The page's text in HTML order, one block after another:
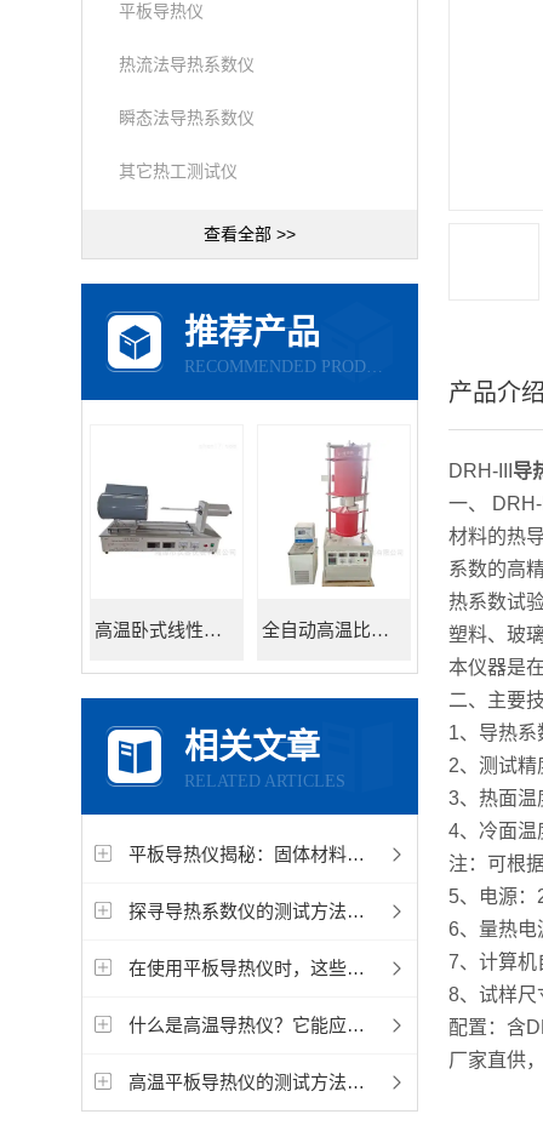
平板导热仪
热流法导热系数仪
瞬态法导热系数仪
其它热工测试仪
查看全部 >>
推荐产品
RECOMMENDED PRODUCTS
高温卧式线性热膨胀系数测定仪 全自动高温比热容测试仪
相关文章
RELATED ARTICLES
平板导热仪揭秘：固体材料导热系数的精准测定
探寻导热系数仪的测试方法与精度验证
在使用平板导热仪时，这些细节问题一定要注意
什么是高温导热仪？它能应用在哪些领域中？
高温平板导热仪的测试方法一般分为两种
产品介绍
DRH-III 导
一、 DRH-
材料的热
系数的高
热系数试
塑料、玻
本仪器是
二、主要
1、导热系
2、测试精
3、热面
4、冷面
注：可根
5、电源：
6、量热电
7、计算机
8、试样尺
配置：含
厂家直供